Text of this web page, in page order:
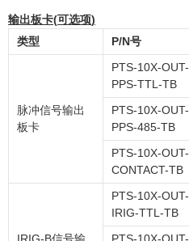
输出板卡(可选项)
类型
P/N号
脉冲信号输出
板卡
PTS-10X-OUT-
PPS-TTL-TB
PTS-10X-OUT-
PPS-485-TB
PTS-10X-OUT-
CONTACT-TB
PTS-10X-OUT-
IRIG-TTL-TB